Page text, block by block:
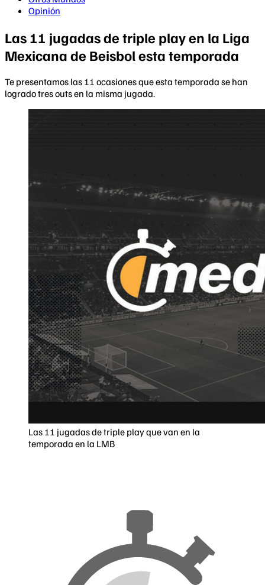
Opinión
Las 11 jugadas de triple play en la Liga
Mexicana de Beisbol esta temporada
Te presentamos las 11 ocasiones que esta temporada se han
logrado tres outs en la misma jugada.
Las 11 jugadas de triple play que van en la
temporada en la LMB